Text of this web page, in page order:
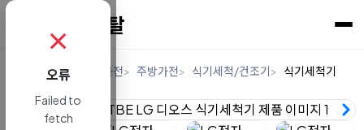
렌탈 디지털/가전 주방가전 식기세척/건조기 식기세척기
✗
오류
Failed to
fetch